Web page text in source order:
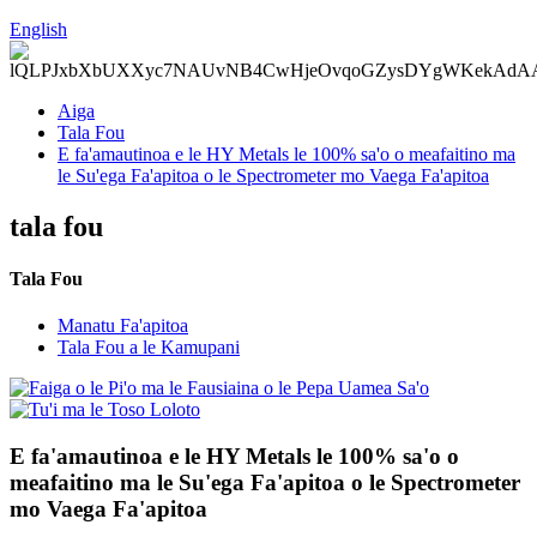
English
Aiga
Tala Fou
E fa'amautinoa e le HY Metals le 100% sa'o o meafaitino ma
le Su'ega Fa'apitoa o le Spectrometer mo Vaega Fa'apitoa
tala fou
Tala Fou
Manatu Fa'apitoa
Tala Fou a le Kamupani
E fa'amautinoa e le HY Metals le 100% sa'o o
meafaitino ma le Su'ega Fa'apitoa o le Spectrometer
mo Vaega Fa'apitoa